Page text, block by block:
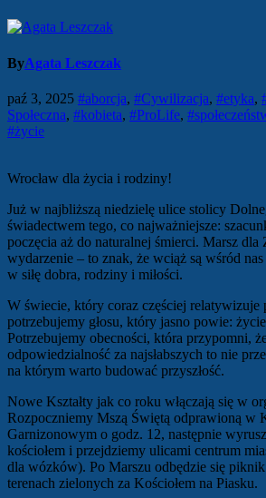
ByAgata Leszczak
paź 3, 2025 #aborcja, #Cywilizacja, #etyka,
Społeczna, #kobieta, #ProLife,
#życie
Wrocław dla życia i rodziny!
Już w najbliższą niedzielę ulice stolicy
świadectwem tego, co najważniejsze:
poczęcia aż do naturalnej śmierci. Marsz
wydarzenie – to znak, że wciąż są wśród
w siłę dobra, rodziny i miłości.
W świecie, który coraz częściej relatywizuje
potrzebujemy głosu, który jasno powie:
Potrzebujemy obecności, która przypomni,
odpowiedzialność za najsłabszych to nie
na którym warto budować przyszłość.
Nowe Kształty jak co roku włączają się w
Rozpoczniemy Mszą Świętą odprawioną w
Garnizonowym o godz. 12, następnie
kościołem i przejdziemy ulicami centrum
dla wózków). Po Marszu odbędzie się
terenach zielonych za Kościołem na Piasku.